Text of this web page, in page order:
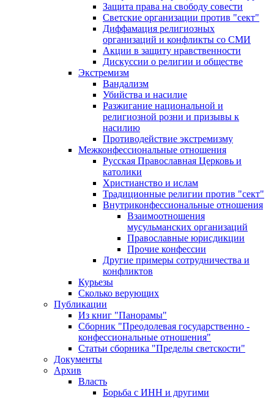
Защита права на свободу совести
Светские организации против "сект"
Диффамация религиозных
организаций и конфликты со СМИ
Акции в защиту нравственности
Дискуссии о религии и обществе
Экстремизм
Вандализм
Убийства и насилие
Разжигание национальной и
религиозной розни и призывы к
насилию
Противодействие экстремизму
Межконфессиональные отношения
Русская Православная Церковь и
католики
Христианство и ислам
Традиционные религии против "сект"
Внутриконфессиональные отношения
Взаимоотношения
мусульманских организаций
Православные юрисдикции
Прочие конфессии
Другие примеры сотрудничества и
конфликтов
Курьезы
Сколько верующих
Публикации
Из книг "Панорамы"
Сборник "Преодолевая государственно -
конфессиональные отношения"
Статьи сборника "Пределы светскости"
Документы
Архив
Власть
Борьба с ИНН и другими